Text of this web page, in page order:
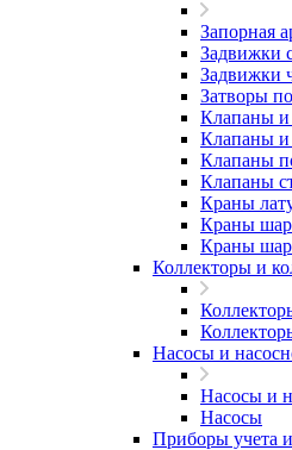
Запорная
Задвижки
Задвижки
Затворы
Клапаны и
Клапаны и
Клапаны
Клапаны
Краны
Краны
Краны
Коллекторы и
Насосы и
Насосы и
Насосы
Приборы учета